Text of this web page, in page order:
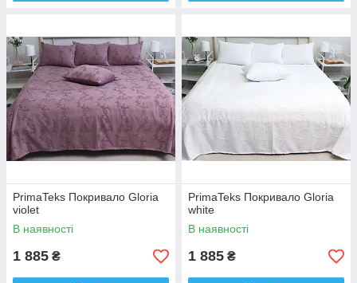
PrimaTeks Покривало Gloria
violet
В наявності
1 885 ₴
PrimaTeks Покривало Gloria
white
В наявності
1 885 ₴